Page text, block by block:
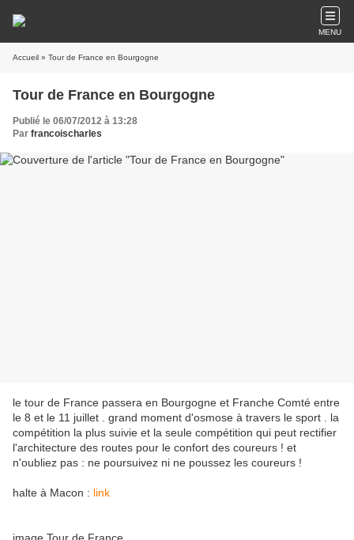
MENU
Accueil » Tour de France en Bourgogne
Tour de France en Bourgogne
Publié le 06/07/2012 à 13:28
Par francoischarles
le tour de France passera en Bourgogne et Franche Comté entre
le 8 et le 11 juillet . grand moment d'osmose à travers le sport . la
compétition la plus suivie et la seule compétition qui peut rectifier
l'architecture des routes pour le confort des coureurs ! et
n'oubliez pas : ne poursuivez ni ne poussez les coureurs !
halte à Macon : link